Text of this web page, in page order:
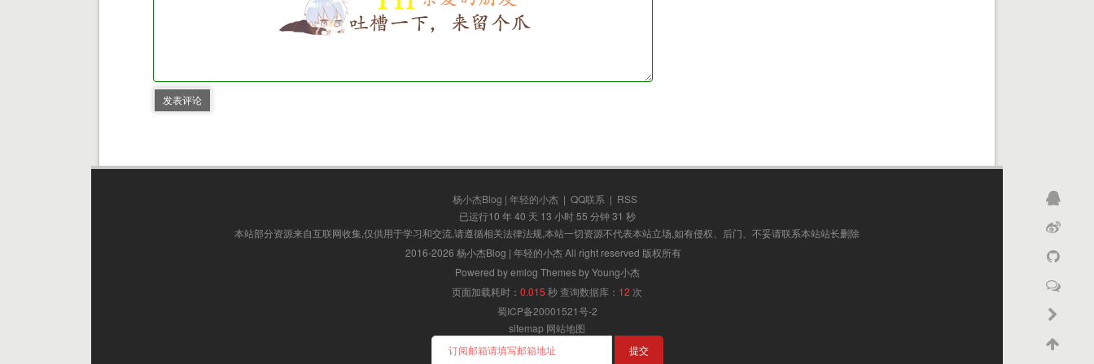
发表评论
杨小杰Blog | 年轻的小杰 | QQ联系 | RSS
已运行10 年 40 天 13 小时 55 分钟 32 秒
本站部分资源来自互联网收集,仅供用于学习和交流,请遵循相关法律法规,本站一切资源不代表本站立场,如有侵权、后门、不妥请联系本站站长删除
2016-2026 杨小杰Blog | 年轻的小杰 All right reserved 版权所有
Powered by emlog Themes by Young小杰
页面加载耗时： 0.015 秒查询数据库： 12 次
蜀ICP备20001521号-2
sitemap 网站地图